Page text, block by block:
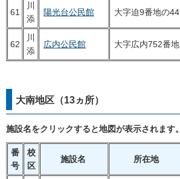
61
川
添
陽光台公民館 大字迫9番地の44
62
川
添
広内公民館 大字広内752番地
大南地区（13ヵ所）
施設名をクリックすると地図が表示されます。
番
号
校
区
施設名 所在地